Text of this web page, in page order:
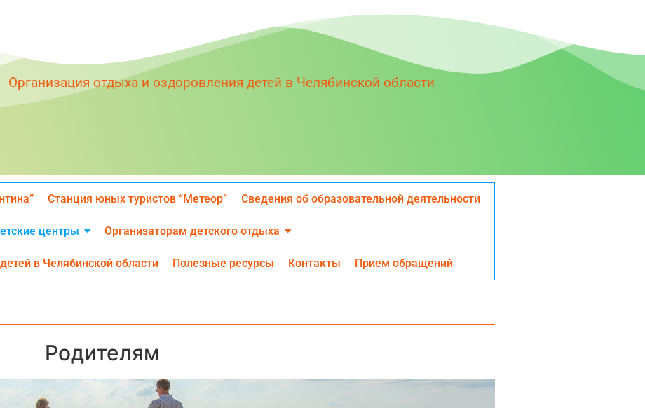
Организация отдыха и оздоровления детей в Челябинской области
Станция юных туристов “Метеор” Сведения об образовательной деятельности
центры Организаторам детского отдыха
в Челябинской области Полезные ресурсы Контакты Прием обращений
Родителям